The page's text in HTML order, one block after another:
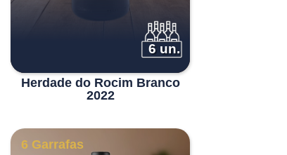
6 un.
Herdade do Rocim Branco
2022
6 Garrafas